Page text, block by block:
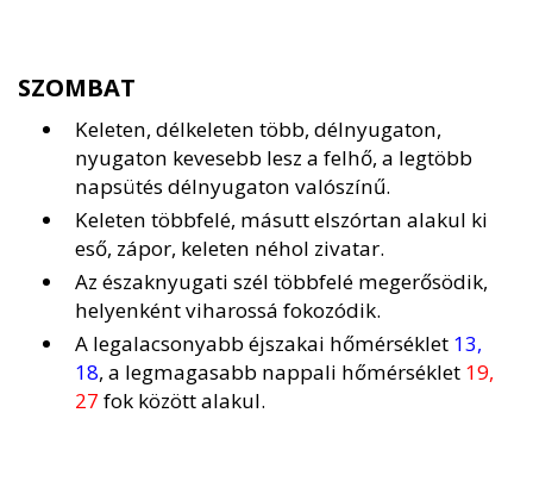
SZOMBAT
Keleten, délkeleten több, délnyugaton,
nyugaton kevesebb lesz a felhő, a legtöbb
napsütés délnyugaton valószínű.
Keleten többfelé, másutt elszórtan alakul ki
eső, zápor, keleten néhol zivatar.
Az északnyugati szél többfelé megerősödik,
helyenként viharossá fokozódik.
A legalacsonyabb éjszakai hőmérséklet 13,
18, a legmagasabb nappali hőmérséklet 19,
27 fok között alakul.